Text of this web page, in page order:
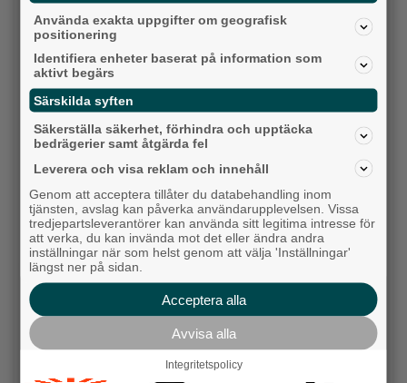
Karnevalstämning på Backadagen
Bjöds på trummor, såpbubblor och grillade räkor
Hisingen
Använda exakta uppgifter om geografisk
positionering
Identifiera enheter baserat på information som
aktivt begärs
Särskilda syften
Säkerställa säkerhet, förhindra och upptäcka
bedrägerier samt åtgärda fel
Leverera och visa reklam och innehåll
Genom att acceptera tillåter du databehandling inom
tjänsten, avslag kan påverka användarupplevelsen. Vissa
tredjepartsleverantörer kan använda sitt legitima intresse för
att verka, du kan invända mot det eller ändra andra
inställningar när som helst genom att välja 'Inställningar'
längst ner på sidan.
Acceptera alla
Avvisa alla
Integritetspolicy